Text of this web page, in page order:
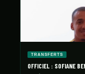
TRANSFERTS
OFFICIEL : SOFIANE